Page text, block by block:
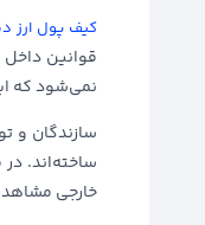
کیف پول ارز
قوانین
نمی‌شود که
سازندگان و
ساخته‌اند.
خارجی